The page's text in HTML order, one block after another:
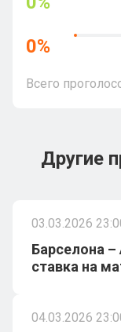
0%
Всего
Другие
03.03.2026
Барселона –
ставка на
04.03.2026